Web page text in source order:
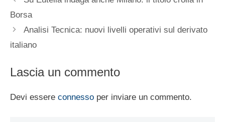
Borsa
Analisi Tecnica: nuovi livelli operativi sul derivato
italiano
Lascia un commento
Devi essere connesso per inviare un commento.